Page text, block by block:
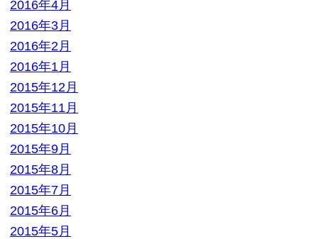
2014年11月
2014年10月
2014年9月
2014年7月
2014年6月
2014年3月
2014年2月
2014年1月
2013年12月
2013年10月
2013年9月
カテゴリー
BL本
参考書